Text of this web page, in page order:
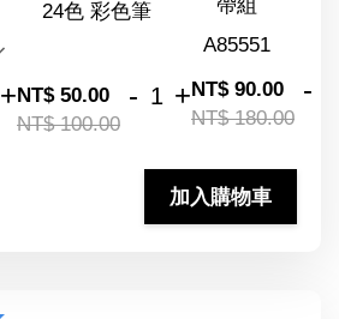
+
24色 彩色筆
NT$ 50.00
NT$ 100.00
- +
帶組
NT$ 90.00
NT$ 180.00
-
加入購物車